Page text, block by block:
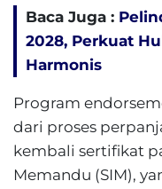
Baca Juga :
2028, Perkuat
Harmonis
Program
dari proses
kembali sertifikat
Memandu (SIM),